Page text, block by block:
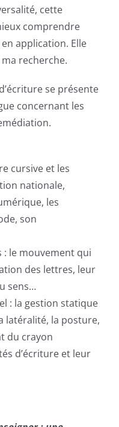
cette
comprendre
application. Elle
recherche.
se présente
concernant les
cursive et les
nationale,
les
son
: le mouvement qui
des lettres, leur
sens…
: la gestion statique
latéralité, la posture,
du crayon
d’écriture et leur